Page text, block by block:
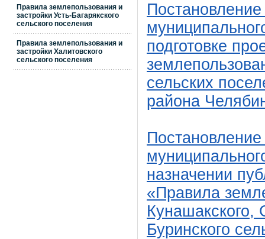
Правила землепользования и
застройки Усть-Багарякского
сельского поселения
Правила землепользования и
застройки Халитовского
сельского поселения
подготовке
сельских
района
назначении
«Правила
Кунашакского,
Буринского